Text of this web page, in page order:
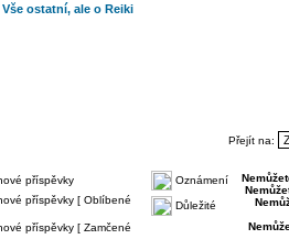
Vše ostatní, ale o Reiki
Přejít na:
příspěvky
Oznámení
příspěvky [ Oblíbené
Důležité
příspěvky [ Zamčené